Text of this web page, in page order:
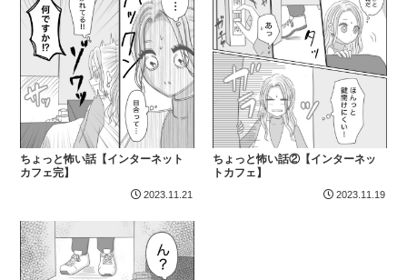
ちょっと怖い話【インターネット
カフェ完】
2023.11.21
ちょっと怖い話②【インターネッ
トカフェ】
2023.11.19